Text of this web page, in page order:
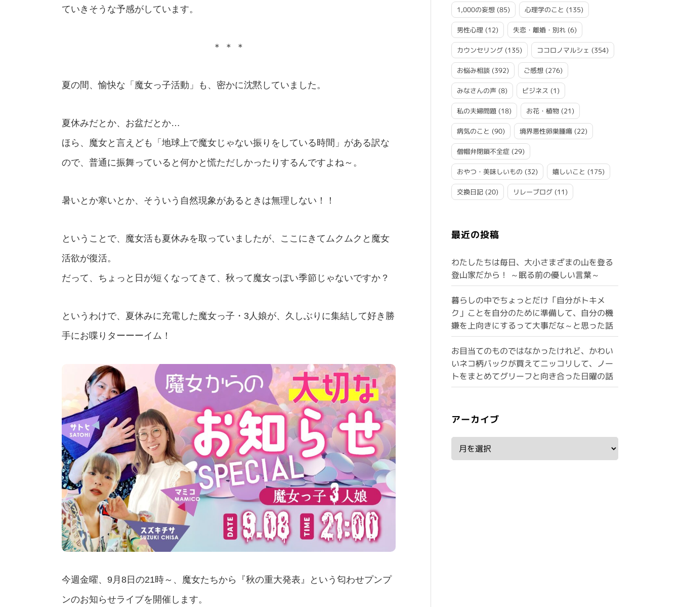
ていきそうな予感がしています。
＊ ＊ ＊
夏の間、愉快な「魔女っ子活動」も、密かに沈黙していました。
夏休みだとか、お盆だとか…
ほら、魔女と言えども「地球上で魔女じゃない振りをしている時間」がある訳な
ので、普通に振舞っていると何かと慌ただしかったりするんですよね～。
暑いとか寒いとか、そういう自然現象があるときは無理しない！！
ということで、魔女活も夏休みを取っていましたが、ここにきてムクムクと魔女
活欲が復活。
だって、ちょっと日が短くなってきて、秋って魔女っぽい季節じゃないですか？
というわけで、夏休みに充電した魔女っ子・3人娘が、久しぶりに集結して好き勝
手にお喋りターーーイム！
今週金曜、9月8日の21時～、魔女たちから『秋の重大発表』という匂わせプンプ
ンのお知らせライブを開催します。
1,000の妄想 (85) 心理学のこと (135)
男性心理 (12) 失恋・離婚・別れ (6)
カウンセリング (135) ココロノマルシェ (354)
お悩み相談 (392) ご感想 (276)
みなさんの声 (8) ビジネス (1)
私の夫婦問題 (18) お花・植物 (21)
病気のこと (90) 境界悪性卵巣腫瘍 (22)
僧帽弁閉鎖不全症 (29)
おやつ・美味しいもの (32) 嬉しいこと (175)
交換日記 (20) リレーブログ (11)
最近の投稿
わたしたちは毎日、大小さまざまの山を登る
登山家だから！ ～眠る前の優しい言葉～
暮らしの中でちょっとだけ「自分がトキメ
ク」ことを自分のために準備して、自分の機
嫌を上向きにするって大事だな～と思った話
お目当てのものではなかったけれど、かわい
いネコ柄バックが買えてニッコリして、ノー
トをまとめてグリーフと向き合った日曜の話
アーカイブ